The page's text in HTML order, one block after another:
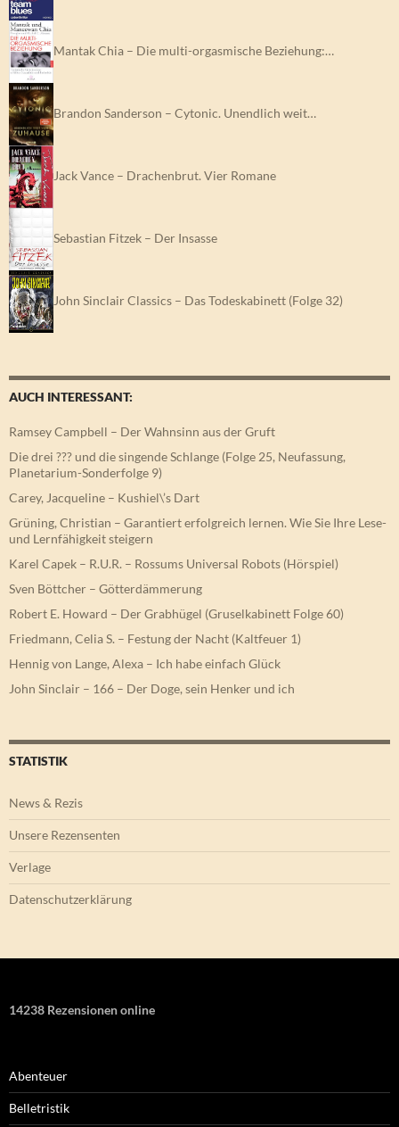
Mantak Chia – Die multi-orgasmische Beziehung:…
Brandon Sanderson – Cytonic. Unendlich weit…
Jack Vance – Drachenbrut. Vier Romane
Sebastian Fitzek – Der Insasse
John Sinclair Classics – Das Todeskabinett (Folge 32)
AUCH INTERESSANT:
Ramsey Campbell – Der Wahnsinn aus der Gruft
Die drei ??? und die singende Schlange (Folge 25, Neufassung,
Planetarium-Sonderfolge 9)
Carey, Jacqueline – Kushiel\’s Dart
Grüning, Christian – Garantiert erfolgreich lernen. Wie Sie Ihre Lese-
und Lernfähigkeit steigern
Karel Capek – R.U.R. – Rossums Universal Robots (Hörspiel)
Sven Böttcher – Götterdämmerung
Robert E. Howard – Der Grabhügel (Gruselkabinett Folge 60)
Friedmann, Celia S. – Festung der Nacht (Kaltfeuer 1)
Hennig von Lange, Alexa – Ich habe einfach Glück
John Sinclair – 166 – Der Doge, sein Henker und ich
STATISTIK
News & Rezis
Unsere Rezensenten
Verlage
Datenschutzerklärung
14238 Rezensionen online
Abenteuer
Belletristik